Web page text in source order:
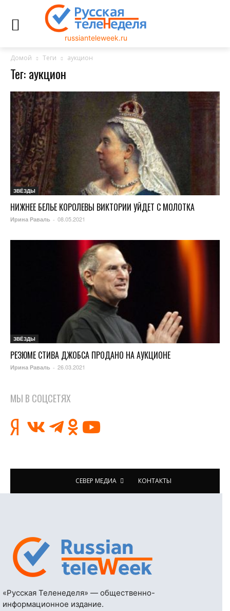
russianteleweek.ru
Домой Теги аукцион
Тег: аукцион
ЗВЁЗДЫ
НИЖНЕЕ БЕЛЬЕ КОРОЛЕВЫ ВИКТОРИИ УЙДЕТ С МОЛОТКА
Ирина Раваль - 08.05.2021
ЗВЁЗДЫ
РЕЗЮМЕ СТИВА ДЖОБСА ПРОДАНО НА АУКЦИОНЕ
Ирина Раваль - 26.03.2021
МЫ В СОЦСЕТЯХ
СЕВЕР МЕДИА КОНТАКТЫ
«Русская Теленеделя» — общественно-
информационное издание.